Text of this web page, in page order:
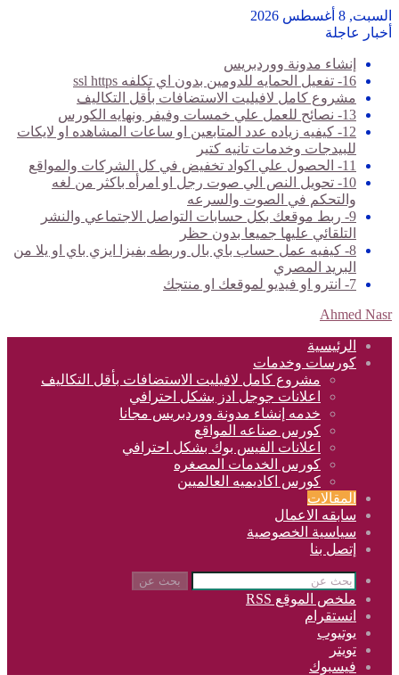
السبت, 8 أغسطس 2026
أخبار عاجلة
إنشاء مدونة ووردبريس
16- تفعيل الحمايه للدومين بدون اي تكلفه ssl https
مشروع كامل لافيليت الاستضافات بأقل التكاليف
13- نصائح للعمل علي خمسات وفيفر ونهايه الكورس
12- كيفيه زياده عدد المتابعين او ساعات المشاهده او لايكات
للبيدجات وخدمات تانيه كتير
11- الحصول علي اكواد تخفيض في كل الشركات والمواقع
10- تحويل النص الي صوت رجل او امرأه باكثر من لغه
والتحكم في الصوت والسرعه
9- ربط موقعك بكل حسابات التواصل الاجتماعي والنشر
التلقائي عليها جميعا بدون حظر
8- كيفيه عمل حساب باي بال وربطه بفيزا ايزي باي او يلا من
البريد المصري
7- انترو او فيديو لموقعك او منتجك
Ahmed Nasr
الرئيسية
كورسات وخدمات
مشروع كامل لافيليت الاستضافات بأقل التكاليف
اعلانات جوجل ادز بشكل احترافي
خدمه إنشاء مدونة ووردبريس مجانا
كورس صناعه المواقع
اعلانات الفيس بوك بشكل احترافي
كورس الخدمات المصغره
كورس اكاديميه العالميين
المقالات
سابقه الاعمال
سياسية الخصوصية
إتصل بنا
بحث عن
ملخص الموقع RSS
انستقرام
يوتيوب
تويتر
فيسبوك